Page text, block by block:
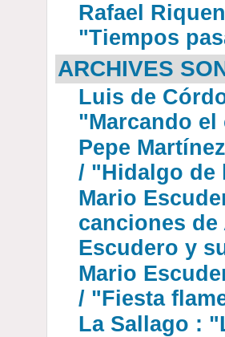
Rafael
"Tiempos
ARCHIVES
Luis de
"Marcando el
Pepe
/ "Hidalgo de
Mario
canciones
Escudero y
Mario
/ "Fiesta
La Sallago :